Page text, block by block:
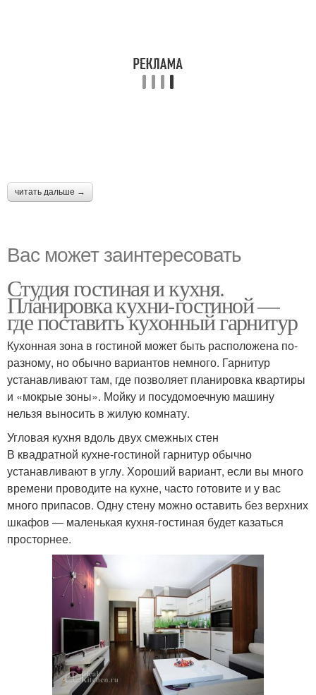
читать дальше →
Вас может заинтересовать
Студия гостиная и кухня.
Планировка кухни-гостиной —
где поставить кухонный гарнитур
Кухонная зона в гостиной может быть расположена по-
разному, но обычно вариантов немного. Гарнитур
устанавливают там, где позволяет планировка квартиры
и «мокрые зоны». Мойку и посудомоечную машину
нельзя выносить в жилую комнату.
Угловая кухня вдоль двух смежных стен
В квадратной кухне-гостиной гарнитур обычно
устанавливают в углу. Хороший вариант, если вы много
времени проводите на кухне, часто готовите и у вас
много припасов. Одну стену можно оставить без верхних
шкафов — маленькая кухня-гостиная будет казаться
просторнее.